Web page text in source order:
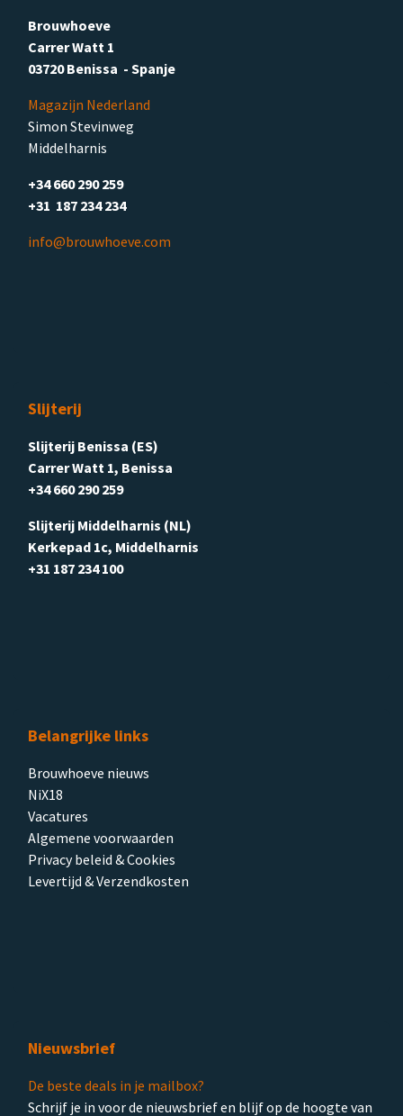
Brouwhoeve
Carrer Watt 1
03720 Benissa - Spanje
Magazijn Nederland
Simon Stevinweg
Middelharnis
+34 660 290 259
+31 187 234 234
info@brouwhoeve.com
Slijterij
Slijterij Benissa (ES)
Carrer Watt 1, Benissa
+34 660 290 259
Slijterij Middelharnis (NL)
Kerkepad 1c, Middelharnis
+31 187 234 100
Belangrijke links
Brouwhoeve nieuws
NiX18
Vacatures
Algemene voorwaarden
Privacy beleid & Cookies
Levertijd & Verzendkosten
Nieuwsbrief
De beste deals in je mailbox?
Schrijf je in voor de nieuwsbrief en blijf op de hoogte van